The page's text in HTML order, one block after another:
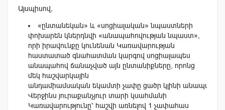
Այսպիսով,
«ընտանեկան» և «սոցիալական» նպաստների
փոխարեն կներդնվի «անապահովության նպաստ»,
որի իրավունքը կունենան Կառավարության
հաստատած գնահատման կարգով սոցիալապես
անապահով ճանաչված այն ընտանիքները, որոնց
մեկ հաշվարկային
անդամիամսական եկամտի չափը ցածր կլինի
Վերջինս յուրաքանչյուր տարի կսահմանի
Կառավարությունը՝ հաշվի առնելով 1 չափահաս